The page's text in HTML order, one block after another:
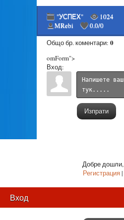
"УСПЕХ"
1024
MRebi
0.0/0
Общо бр. коментари: 0
omForm">
Вход:
Изпрати
Добре дошли,
Регистрация|
Вход